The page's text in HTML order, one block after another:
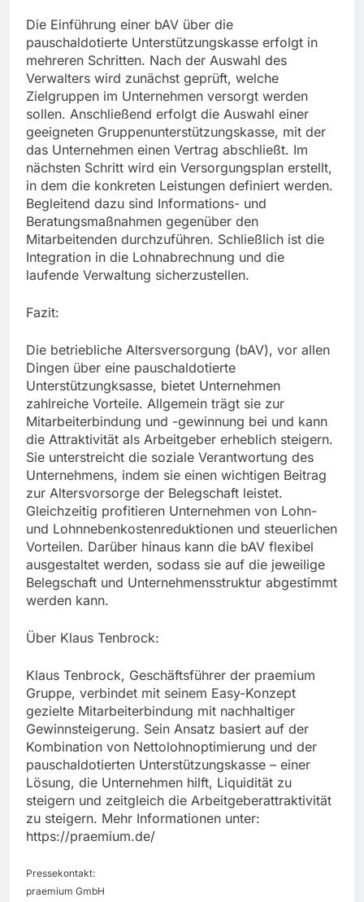
Die Einführung einer bAV über die
pauschaldotierte Unterstützungskasse erfolgt in
mehreren Schritten. Nach der Auswahl des
Verwalters wird zunächst geprüft, welche
Zielgruppen im Unternehmen versorgt werden
sollen. Anschließend erfolgt die Auswahl einer
geeigneten Gruppenunterstützungskasse, mit der
das Unternehmen einen Vertrag abschließt. Im
nächsten Schritt wird ein Versorgungsplan erstellt,
in dem die konkreten Leistungen definiert werden.
Begleitend dazu sind Informations- und
Beratungsmaßnahmen gegenüber den
Mitarbeitenden durchzuführen. Schließlich ist die
Integration in die Lohnabrechnung und die
laufende Verwaltung sicherzustellen.
Fazit:
Die betriebliche Altersversorgung (bAV), vor allen
Dingen über eine pauschaldotierte
Unterstützungksasse, bietet Unternehmen
zahlreiche Vorteile. Allgemein trägt sie zur
Mitarbeiterbindung und -gewinnung bei und kann
die Attraktivität als Arbeitgeber erheblich steigern.
Sie unterstreicht die soziale Verantwortung des
Unternehmens, indem sie einen wichtigen Beitrag
zur Altersvorsorge der Belegschaft leistet.
Gleichzeitig profitieren Unternehmen von Lohn-
und Lohnnebenkostenreduktionen und steuerlichen
Vorteilen. Darüber hinaus kann die bAV flexibel
ausgestaltet werden, sodass sie auf die jeweilige
Belegschaft und Unternehmensstruktur abgestimmt
werden kann.
Über Klaus Tenbrock:
Klaus Tenbrock, Geschäftsführer der praemium
Gruppe, verbindet mit seinem Easy-Konzept
gezielte Mitarbeiterbindung mit nachhaltiger
Gewinnsteigerung. Sein Ansatz basiert auf der
Kombination von Nettolohnoptimierung und der
pauschaldotierten Unterstützungskasse – einer
Lösung, die Unternehmen hilft, Liquidität zu
steigern und zeitgleich die Arbeitgeberattraktivität
zu steigern. Mehr Informationen unter:
https://praemium.de/
Pressekontakt:
praemium GmbH